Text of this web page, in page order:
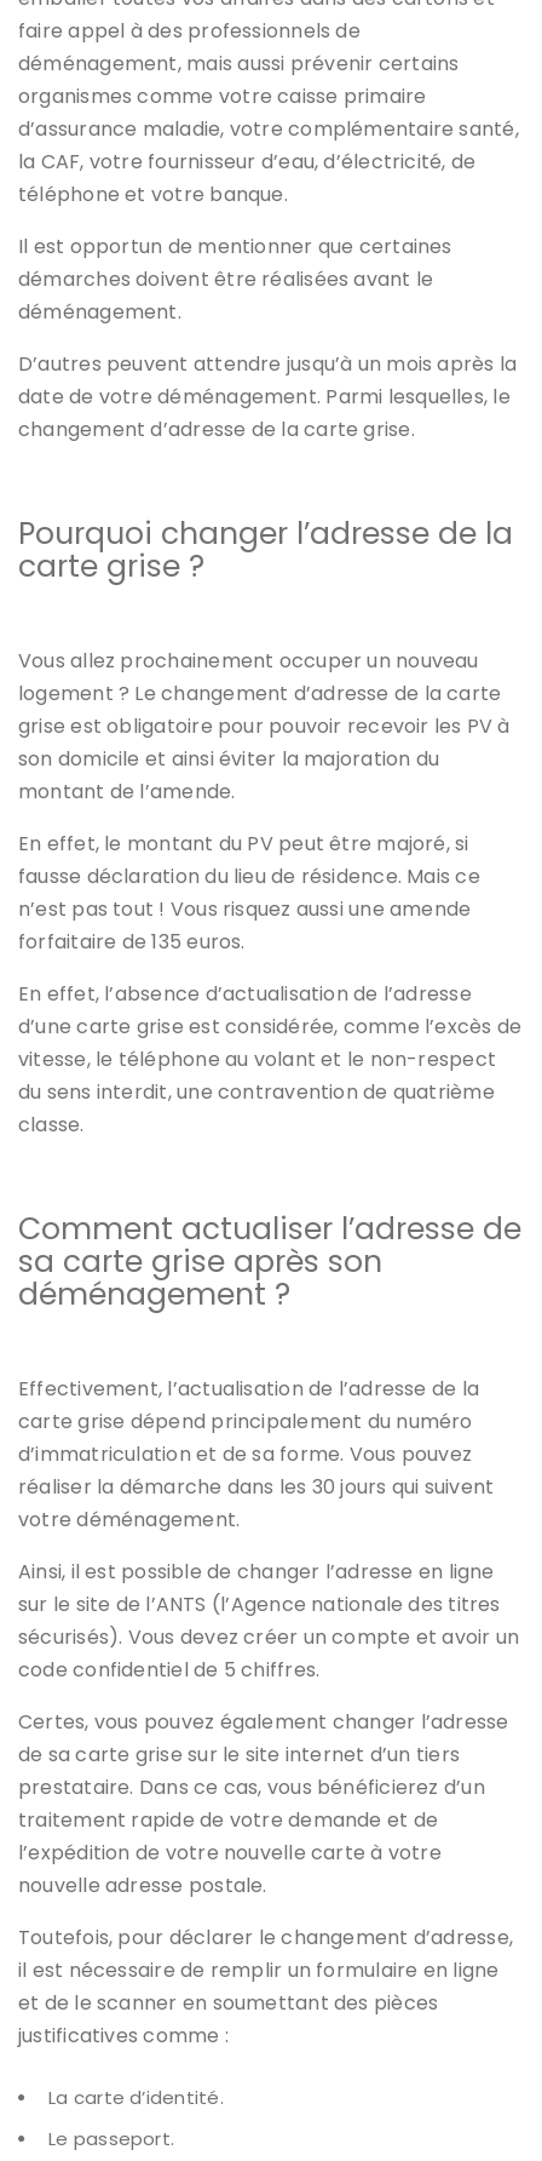
faire appel à des professionnels de
déménagement, mais aussi prévenir certains
organismes comme votre caisse primaire
d’assurance maladie, votre complémentaire santé,
la CAF, votre fournisseur d’eau, d’électricité, de
téléphone et votre banque.
Il est opportun de mentionner que certaines
démarches doivent être réalisées avant le
déménagement.
D’autres peuvent attendre jusqu’à un mois après la
date de votre déménagement. Parmi lesquelles, le
changement d’adresse de la carte grise.
Pourquoi changer l’adresse de la
carte grise ?
Vous allez prochainement occuper un nouveau
logement ? Le changement d’adresse de la carte
grise est obligatoire pour pouvoir recevoir les PV à
son domicile et ainsi éviter la majoration du
montant de l’amende.
En effet, le montant du PV peut être majoré, si
fausse déclaration du lieu de résidence. Mais ce
n’est pas tout ! Vous risquez aussi une amende
forfaitaire de 135 euros.
En effet, l’absence d’actualisation de l’adresse
d’une carte grise est considérée, comme l’excès de
vitesse, le téléphone au volant et le non-respect
du sens interdit, une contravention de quatrième
classe.
Comment actualiser l’adresse de
sa carte grise après son
déménagement ?
Effectivement, l’actualisation de l’adresse de la
carte grise dépend principalement du numéro
d’immatriculation et de sa forme. Vous pouvez
réaliser la démarche dans les 30 jours qui suivent
votre déménagement.
Ainsi, il est possible de changer l’adresse en ligne
sur le site de l’ANTS (l’Agence nationale des titres
sécurisés). Vous devez créer un compte et avoir un
code confidentiel de 5 chiffres.
Certes, vous pouvez également changer l’adresse
de sa carte grise sur le site internet d’un tiers
prestataire. Dans ce cas, vous bénéficierez d’un
traitement rapide de votre demande et de
l’expédition de votre nouvelle carte à votre
nouvelle adresse postale.
Toutefois, pour déclarer le changement d’adresse,
il est nécessaire de remplir un formulaire en ligne
et de le scanner en soumettant des pièces
justificatives comme :
La carte d’identité.
Le passeport.